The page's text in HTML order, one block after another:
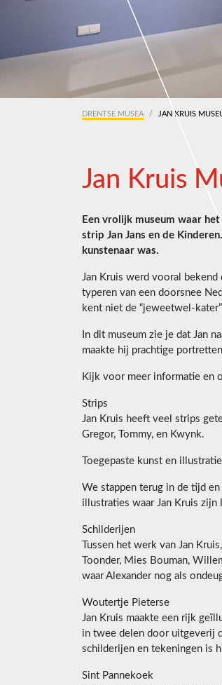
DRENTSE MUSEA JAN KRUIS
Jan Kruis
Een vrolijk museum waar
strip Jan Jans en de
kunstenaar was.
Jan Kruis werd vooral bekend
typeren van een doorsnee
kent niet de “jeweetwel-
In dit museum zie je dat Jan
maakte hij prachtige
Kijk voor meer informatie en
Strips
Jan Kruis heeft veel strips
Gregor, Tommy, en Kwynk.
Toegepaste kunst en
We stappen terug in de tijd
illustraties waar Jan Kruis zijn
Schilderijen
Tussen het werk van Jan
Toonder, Mies Bouman,
waar Alexander nog als
Woutertje Pieterse
Jan Kruis maakte een rijk
in twee delen door uitgeverij
schilderijen en tekeningen is
Sint Pannekoek